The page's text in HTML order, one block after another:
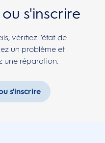
s'inscrire
vérifiez l’état de
un problème et
une réparation.
s'inscrire